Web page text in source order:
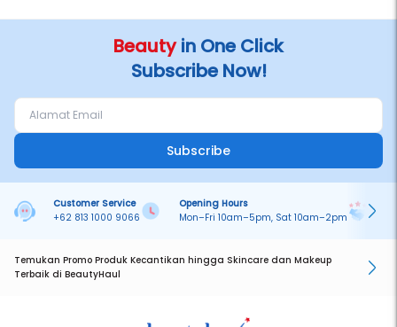
Beautyin One Click
Subscribe Now!
Subscribe
Customer Service
+62 813 1000 9066
Opening Hours
Mon–Fri 10am–5pm, Sat 10am–2pm
Temukan Promo Produk Kecantikan hingga Skincare dan Makeup
Terbaik di BeautyHaul